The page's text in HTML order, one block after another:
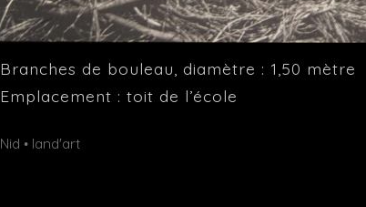
Branches de bouleau, diamètre : 1,50 mètre
Emplacement : toit de l’école
Publié
NidÉtiquettes :
• land'art